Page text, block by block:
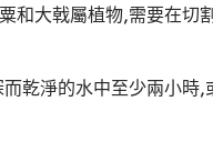
和大戟屬植物,需要在
乾淨的水中至少兩小